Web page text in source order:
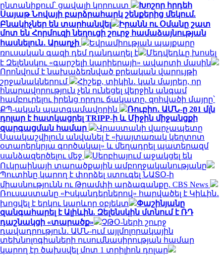
ընտանիքում՝ ցավալի կորուստ
Խոշոր հրդեհ
Սայաթ Նովայի բարձրահարկ շենքերից մեկում.
Բնակիչներ են տարհանվել
Իրանն ու Օմանը շատ
մոտ են Հորմուզի նեղուցի շուրջ համաձայնության
հասնելուն․ Արաղչի
Եվրամիության պայքարը
ռուսական գազի դեմ դանդաղել է
Մեդվեդևը խոսել
է Զելենսկու «գարշելի կարիերայի» ավարտի մասին
Որոնվում է նախաձեռնված քրեական վարույթի
շրջանակներում
Հիշեք, տիկին․ կան մայրեր, որ
հնարավորություն չեն ունեցել վերջին անգամ
համբուրելու իրենց որդու ճակատը. զոհվածի մայրը՝
ՔՊ-ական պատգամավորին
Ռուբիո․ ԱՄՆ-ը 201 մլն
դոլար է հատկացրել TRIPP-ի և Միջին միջանցքի
զարգացման համար
Վրաստանի վարչապետը
Սաակաշվիլուն անվանել է «խայտառակ կեղտոտ
օտարերկրյա գործակալ» և մեղադրել պատերազմ
սանձազերծելու մեջ
Սերբիայում աջակցել են
Ուկրաինայի տարածքային ամբողջականությանը
Պուտինը կարող է փորձել ստուգել ՆԱՏՕ-ի
միասնությունն ու Թրամփի արձագանքը. CBS News
Ռուսաստանը «Իսկանդերներով» հարվածել է Կիևին․
խոցվել է երկու կարևոր օբյեկտ
Փաշինյանը
զանգահարել է Ալիևին. Զելենսկին մտնում է ՌԴ
դաշնակցի «տարածք»
ՉԹՕ-ների շուրջ
դավադրություն․ ԱՄՆ-ում այլմոլորակային
տեխնոլոգիաների ուսումնասիրության համար
կարող էր ծախսվել մոտ 1 տրիլիոն դոլար